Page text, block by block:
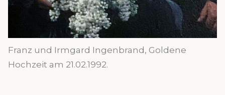
Franz und Irmgard Ingenbrand, Goldene
Hochzeit am 21.02.1992.